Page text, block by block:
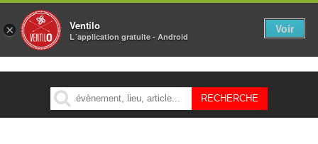
MENU
× Ventilo
L´application gratuite - Android
Voir